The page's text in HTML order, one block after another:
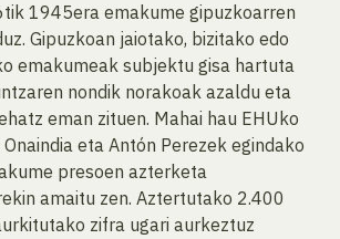
1945era emakume gipuzkoarren
Gipuzkoan jaiotako, bizitako edo
emakumeak subjektu gisa hartuta
nondik norakoak azaldu eta
eman zituen. Mahai hau EHUko
eta Antón Perezek egindako
presoen azterketa
amaitu zen. Aztertutako 2.400
zifra ugari aurkeztuz